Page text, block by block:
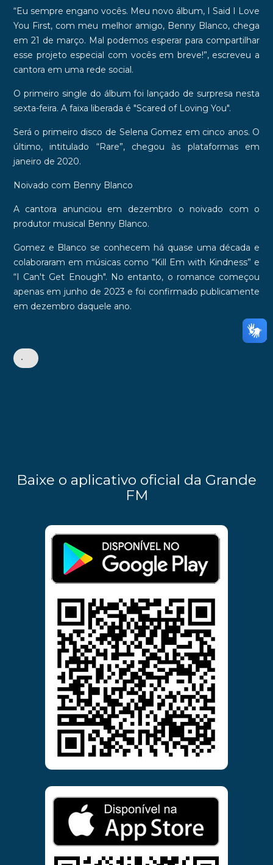
“Eu sempre engano vocês. Meu novo álbum, I Said I Love
You First, com meu melhor amigo, Benny Blanco, chega
em 21 de março. Mal podemos esperar para compartilhar
esse projeto especial com vocês em breve!”, escreveu a
cantora em uma rede social.
O primeiro single do álbum foi lançado de surpresa nesta
sexta-feira. A faixa liberada é "Scared of Loving You".
Será o primeiro disco de Selena Gomez em cinco anos. O
último, intitulado “Rare”, chegou às plataformas em
janeiro de 2020.
Noivado com Benny Blanco
A cantora anunciou em dezembro o noivado com o
produtor musical Benny Blanco.
Gomez e Blanco se conhecem há quase uma década e
colaboraram em músicas como “Kill Em with Kindness” e
“I Can't Get Enough". No entanto, o romance começou
apenas em junho de 2023 e foi confirmado publicamente
em dezembro daquele ano.
•
Baixe o aplicativo oficial da Grande
FM